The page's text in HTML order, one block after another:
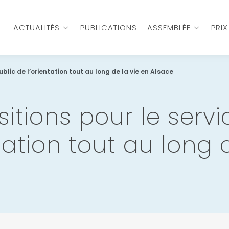
ACTUALITÉS PUBLICATIONS ASSEMBLÉE
de l’orientation tout au long de la vie en Alsace
pour le
tout au long